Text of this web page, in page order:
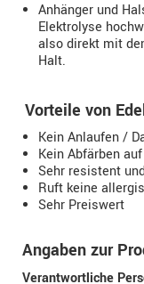
Anhänger und
Elektrolyse
also direkt mit
Halt.
Vorteile von
Kein Anlaufen /
Kein Abfärben
Sehr resistent
Ruft keine
Sehr Preiswert
Angaben zur
Verantwortliche